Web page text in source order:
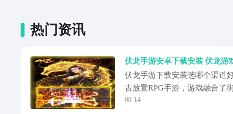
热门资讯
伏龙手游安卓下载安装 伏龙游
伏龙手游下载安装选哪个渠道
古放置RPG手游，游戏融合了
玩家带来极具情怀感的体验。
08-14